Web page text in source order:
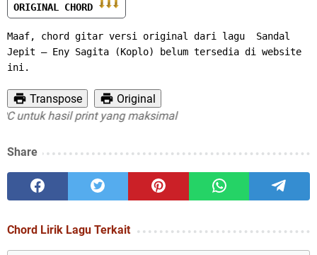
ORIGINAL CHORD
Maaf, chord gitar versi original dari lagu  Sandal
Jepit – Eny Sagita (Koplo) belum tersedia di website
ini.
Transpose
Original
untuk hasil print yang maksimal
Share
Chord Lirik Lagu Terkait